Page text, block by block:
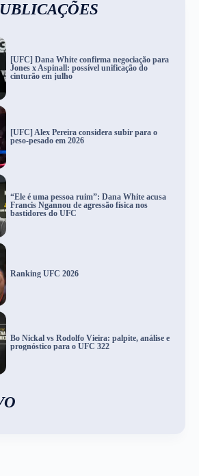
[UFC] Dana White confirma negociação para
Jones x Aspinall: possível unificação do
cinturão em julho
[UFC] Alex Pereira considera subir para o
peso-pesado em 2026
“Ele é uma pessoa ruim”: Dana White acusa
Francis Ngannou de agressão física nos
bastidores do UFC
Ranking UFC 2026
Bo Nickal vs Rodolfo Vieira: palpite, análise e
prognóstico para o UFC 322